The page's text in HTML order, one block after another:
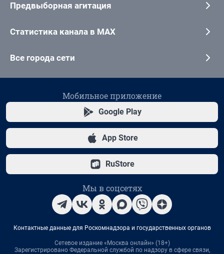
Предвыборная агитация
Статистика канала в MAX
Все города сети
Мобильное приложение
Google Play
App Store
RuStore
Мы в соцсетях
Контактные данные для Роскомнадзора и государственных органов
Сетевое издание «Москва онлайн» (18+)
Зарегистрировано Федеральной службой по надзору в сфере связи,